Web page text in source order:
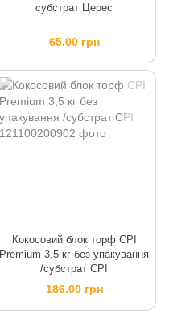
субстрат Церес
65.00 грн
Кокосовий блок торф CPI
Premium 3,5 кг без упакування
/субстрат CPI
186.00 грн